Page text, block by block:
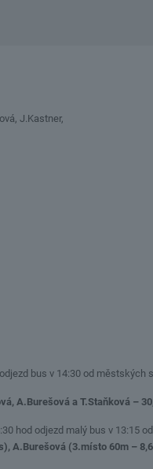
J.Kastner,
bus v 14:30 od
A.Burešová a T.Staňková –
hod odjezd malý bus v 13:15
A.Burešová (3.místo 60m –